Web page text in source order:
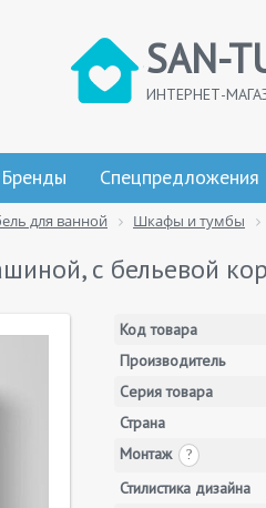
SAN-
ИНТЕРНЕТ-
Бренды Спецпредложения
для ванной Шкафы и тумбы
с бельевой
Код товара
Производитель
Серия товара
Страна
Монтаж
?
Стилистика дизайна